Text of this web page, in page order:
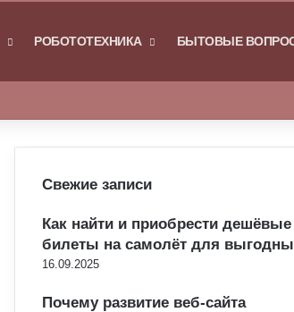
РОБОТОТЕХНИКА БЫТОВЫЕ
Свежие записи
Как найти и приобрести дешёвые
билеты на самолёт для
16.09.2025
Почему развитие веб-сайта